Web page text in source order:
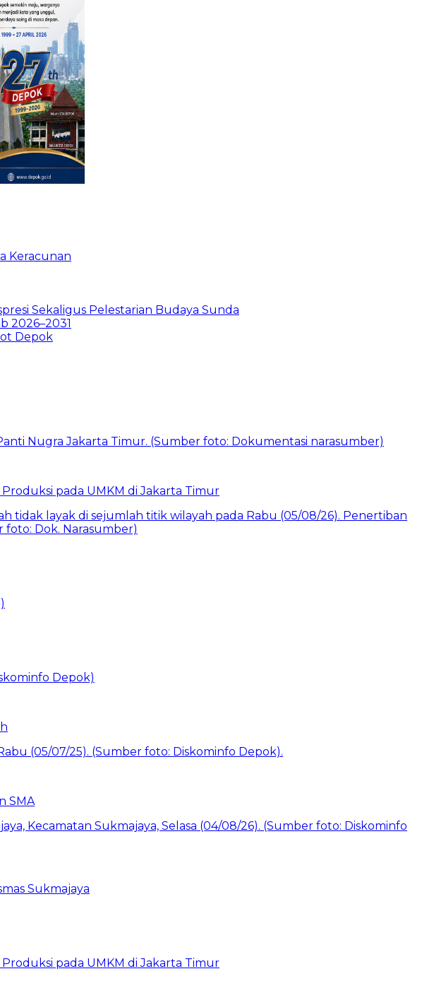
Keracunan
Sekaligus Pelestarian Budaya Sunda
2026–2031
Depok
pada UMKM di Jakarta Timur
SMA
Sukmajaya
pada UMKM di Jakarta Timur